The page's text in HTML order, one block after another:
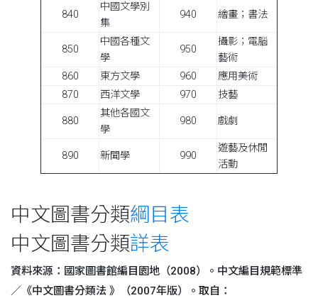
840
中國文學別
集
940 繪畫；書法
850
中國各種文
學
950
攝影；電腦
藝術
860
東方文學 960
應用美術
870
西洋文學 970 技藝
880
其他各國文
學
980 戲劇
890 新聞學 990
遊藝及休閒
活動
中文圖書分類綱目表
中文圖書分類詳表
資料來源：國家圖書館編目園地（2008）。中文編目規範標準
∕《中文圖書分類法 》（2007年版）。取自：